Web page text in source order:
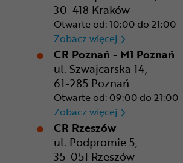
30-418 Kraków
Otwarte od: 10:00 do 21:00
Zobacz więcej CR Kraków
CR Poznań - M1 Poznań
ul. Szwajcarska 14,
61-285 Poznań
Otwarte od: 09:00 do 21:00
Zobacz więcej CR Poznań -
CR Rzeszów
ul. Podpromie 5,
35-051 Rzeszów